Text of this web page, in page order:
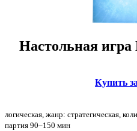
Настольная
Купить
логическая, жанр: стратегическая,
партия 90–150 мин